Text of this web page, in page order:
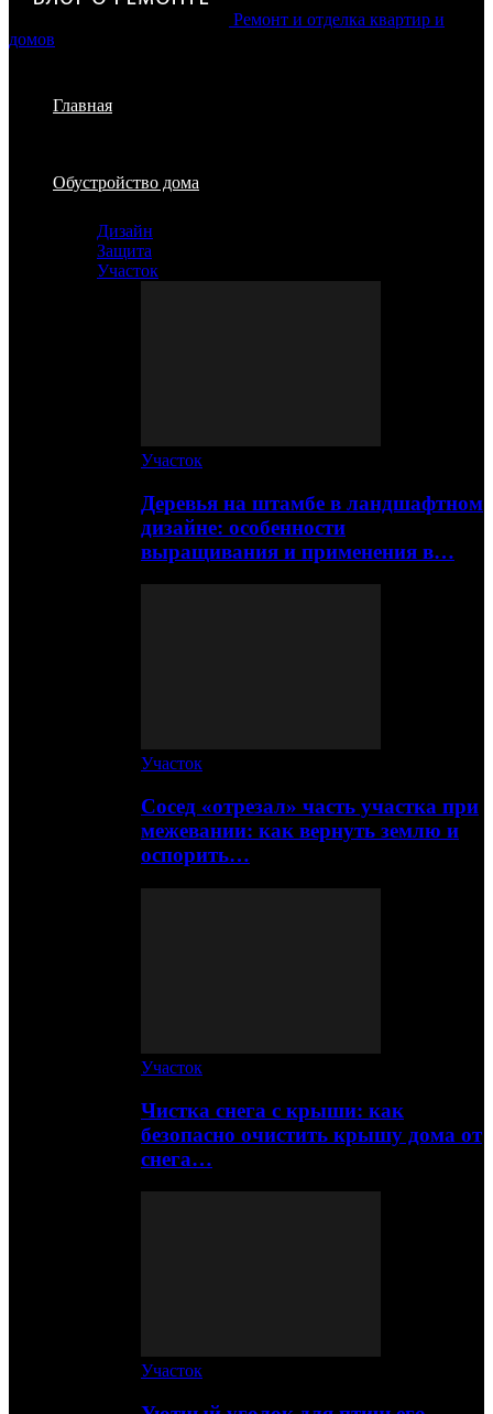
Ремонт и отделка квартир и
домов
Главная
Обустройство дома
Дизайн
Защита
Участок
Участок
Деревья на штамбе в ландшафтном
дизайне: особенности
выращивания и применения в…
Участок
Сосед «отрезал» часть участка при
межевании: как вернуть землю и
оспорить…
Участок
Чистка снега с крыши: как
безопасно очистить крышу дома от
снега…
Участок